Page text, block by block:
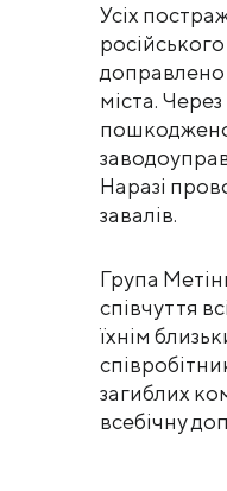
Усіх
доправлено
міста.
пошкоджено
Наразі
завалів.
Група
співчуття
їхнім
загиблих
всебічну